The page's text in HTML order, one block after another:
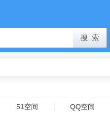
51空间 QQ空间